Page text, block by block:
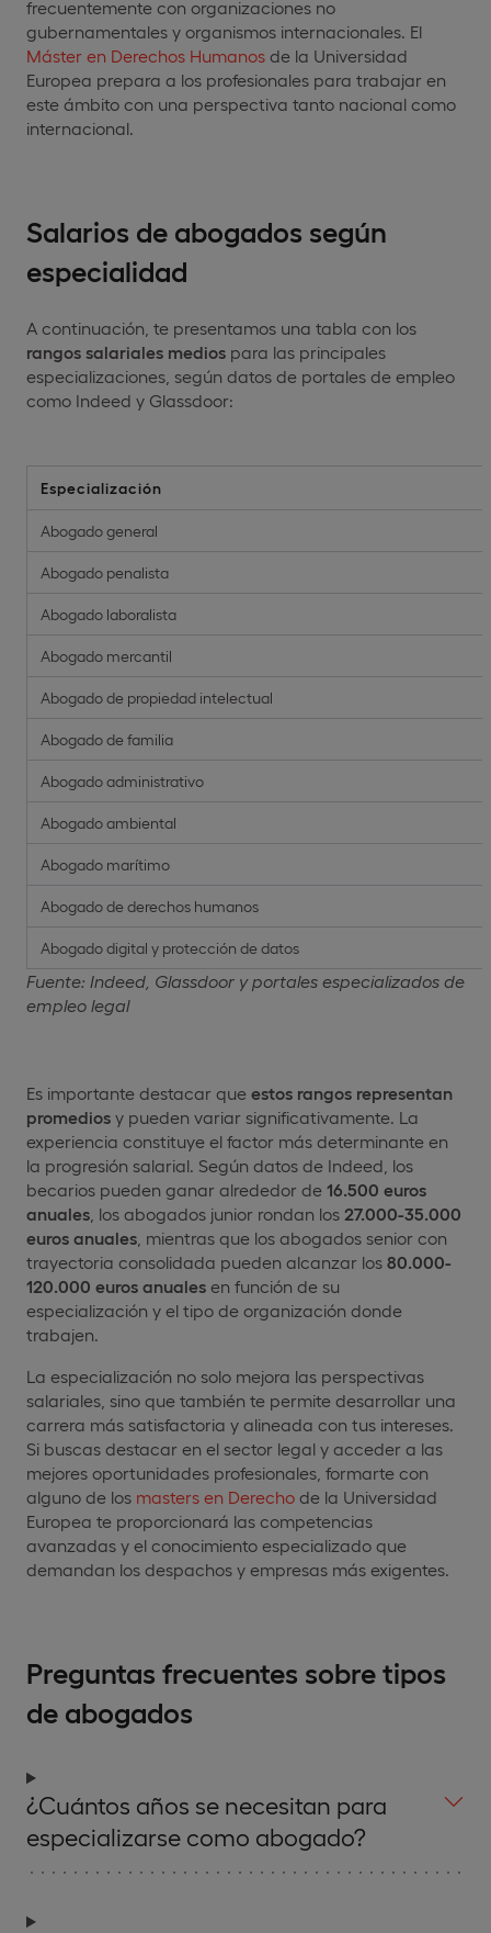
frecuentemente con organizaciones no
gubernamentales y organismos internacionales. El
Máster en Derechos Humanos de la Universidad
Europea prepara a los profesionales para trabajar en
este ámbito con una perspectiva tanto nacional como
internacional.
Salarios de abogados según
especialidad
A continuación, te presentamos una tabla con los
rangos salariales medios para las principales
especializaciones, según datos de portales de empleo
como Indeed y Glassdoor:
Especialización
Abogado general
Abogado penalista
Abogado laboralista
Abogado mercantil
Abogado de propiedad intelectual
Abogado de familia
Abogado administrativo
Abogado ambiental
Abogado marítimo
Abogado de derechos humanos
Abogado digital y protección de datos
Fuente: Indeed, Glassdoor y portales especializados de
empleo legal
Es importante destacar que estos rangos representan
promedios y pueden variar significativamente. La
experiencia constituye el factor más determinante en
la progresión salarial. Según datos de Indeed, los
becarios pueden ganar alrededor de 16.500 euros
anuales , los abogados junior rondan los 27.000-35.000
euros anuales , mientras que los abogados senior con
trayectoria consolidada pueden alcanzar los 80.000-
120.000 euros anuales en función de su
especialización y el tipo de organización donde
trabajen.
La especialización no solo mejora las perspectivas
salariales, sino que también te permite desarrollar una
carrera más satisfactoria y alineada con tus intereses.
Si buscas destacar en el sector legal y acceder a las
mejores oportunidades profesionales, formarte con
alguno de los masters en Derecho de la Universidad
Europea te proporcionará las competencias
avanzadas y el conocimiento especializado que
demandan los despachos y empresas más exigentes.
Preguntas frecuentes sobre tipos
de abogados
¿Cuántos años se necesitan para
especializarse como abogado?